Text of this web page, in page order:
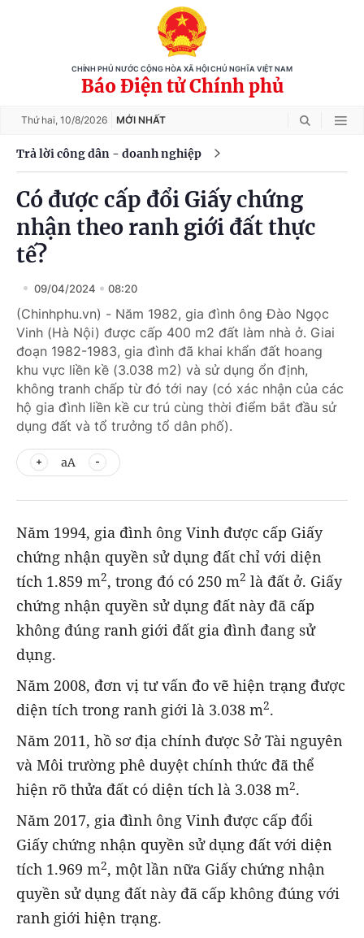
CHÍNH PHỦ NƯỚC CỘNG HÒA XÃ HỘI CHỦ NGHĨA VIỆT NAM
Báo Điện tử Chính phủ
Thứ hai, 10/8/2026 MỚI NHẤT
Trả lời công dân - doanh nghiệp
Có được cấp đổi Giấy chứng
nhận theo ranh giới đất thực
tế?
09/04/2024 08:20
(Chinhphu.vn) - Năm 1982, gia đình ông Đào Ngọc
Vinh (Hà Nội) được cấp 400 m2 đất làm nhà ở. Giai
đoạn 1982-1983, gia đình đã khai khẩn đất hoang
khu vực liền kề (3.038 m2) và sử dụng ổn định,
không tranh chấp từ đó tới nay (có xác nhận của các
hộ gia đình liền kề cư trú cùng thời điểm bắt đầu sử
dụng đất và tổ trưởng tổ dân phố).
aA
Năm 1994, gia đình ông Vinh được cấp Giấy
chứng nhận quyền sử dụng đất chỉ với diện
tích 1.859 m2, trong đó có 250 m2 là đất ở. Giấy
chứng nhận quyền sử dụng đất này đã cấp
không đúng ranh giới đất gia đình đang sử
dụng.
Năm 2008, đơn vị tư vấn đo vẽ hiện trạng được
diện tích trong ranh giới là 3.038 m2.
Năm 2011, hồ sơ địa chính được Sở Tài nguyên
và Môi trường phê duyệt chính thức đã thể
hiện rõ thửa đất có diện tích là 3.038 m2.
Năm 2017, gia đình ông Vinh được cấp đổi
Giấy chứng nhận quyền sử dụng đất với diện
tích 1.969 m2, một lần nữa Giấy chứng nhận
quyền sử dụng đất này đã cấp không đúng với
ranh giới hiện trạng.